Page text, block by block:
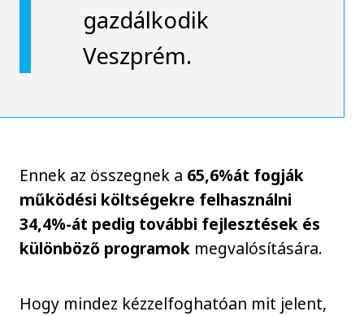
gazdálkodik
Veszprém.
Ennek az összegnek a 65,6%át fogják
működési költségekre felhasználni
34,4%-át pedig további fejlesztések és
különböző programok megvalósítására.
Hogy mindez kézzelfoghatóan mit jelent,